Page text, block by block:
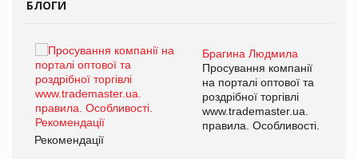
БЛОГИ
Брагина Людмила
Просування компанії
на порталі оптової та
роздрібної торгівлі
www.trademaster.ua.
правила. Особливості.
Рекомендації